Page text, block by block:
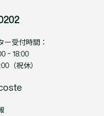
ー受付時間：
~ 18:00
（祝休）